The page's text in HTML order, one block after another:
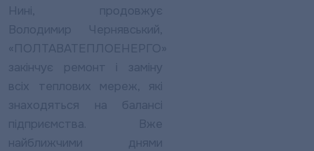
Нині, продовжує
Володимир Чернявський,
«ПОЛТАВАТЕПЛОЕНЕРГО»
закінчує ремонт і заміну
всіх теплових мереж, які
знаходяться на балансі
підприємства. Вже
найближчими днями